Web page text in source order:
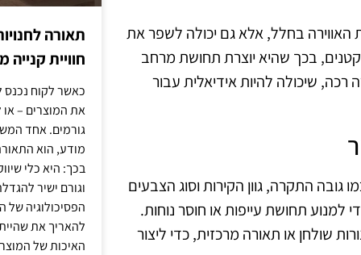
בחלל, אלא גם יכולה לשפר את
קטנים, בכך שהיא יוצרת תחושת מרחב
שיכולה להיות אידיאלית עבור
התקרה, גוון הקירות וסוג הצבעים
למנוע תחושת עייפות או חוסר נוחות.
שולחן או תאורה מרכזית, כדי ליצור
תאורה
חוויית
כאשר לקוח נכנס
את המוצרים – או
גורמים. אחד
מודע, הוא
בכך: היא כלי
וגורם ישיר
הפסיכולוגיה של
להאריך את
האיכות של